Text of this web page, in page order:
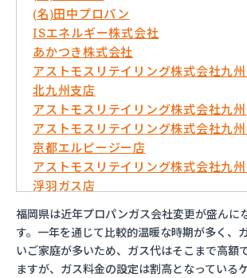
(名)田中プロパン
ISエネルギー株式会社
あかつき株式会社
アストモスリテイリング株式会社九
北九州支店
アストモスリテイリング株式会社九
アストモスリテイリング株式会社九
京都エルピージー店
アストモスリテイリング株式会社九
浮羽ガス店
イワタニ九州株式会社 久留米営業所
イワタニ九州株式会社 弓削田営業所
イワタニ九州株式会社 行橋営業所
イワタニ九州株式会社 福岡支店
福岡県は近年プロパンガス会社変更が盛んに
す。一年を通じて比較的温暖な時期が多く、
いご家庭が多いため、ガス代はそこまで高額
ますが、ガス料金の設定は割高となっている